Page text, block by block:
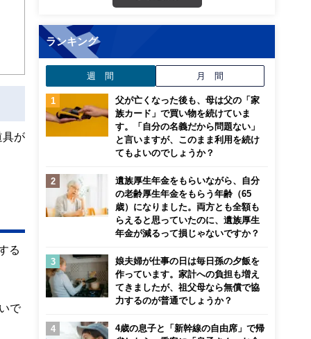
具が
る
で
ランキング
週 間 月 間
父が亡くなった後も、母は父の「家
族カード」で買い物を続けていま
す。「自分の名義だから問題ない」
と言いますが、このまま利用を続け
てもよいのでしょうか？
遺族厚生年金をもらいながら、自分
の老齢厚生年金をもらう年齢（65
歳）になりました。両方とも全額も
らえると思っていたのに、遺族厚生
年金が減るって損じゃないですか？
娘夫婦が仕事の日は毎日孫の夕飯を
作っています。家計への負担も増え
てきましたが、祖父母なら無償で協
力するのが普通でしょうか？
4歳の息子と「新幹線の自由席」で帰